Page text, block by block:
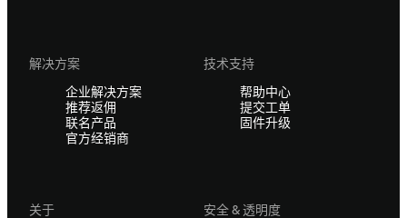
解决方案
企业解决方案
推荐返佣
联名产品
官方经销商
技术支持
帮助中心
提交工单
固件升级
关于
安全 & 透明度